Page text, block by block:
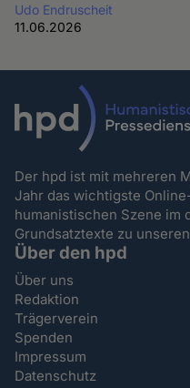
Udo Endruscheit
11.06.2026
Der hpd ist mit mehreren
Jahr das wichtigste
humanistischen Szene im
Grundsatztexte zu
Über den hpd
Über uns
Redaktion
Trägerverein
Spenden
Impressum
Datenschutz